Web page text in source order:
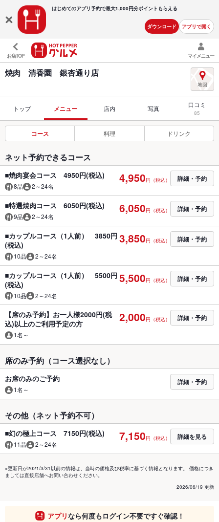
はじめてのアプリ予約で最大1,000円分ポイントもらえる
ダウンロード アプリで開く
お店TOP マイメニュー
焼肉 清香園 銀杏通り店
トップ メニュー 店内 写真 口コミ
85
コース 料理 ドリンク
ネット予約できるコース
■焼肉宴会コース 4950円(税込)
8品 2～24名
4,950円（税込） 詳細・予約
■特選焼肉コース 6050円(税込)
9品 2～24名
6,050円（税込） 詳細・予約
■カップルコース（1人前） 3850円
(税込)
10品 2～24名
3,850円（税込） 詳細・予約
■カップルコース（1人前） 5500円
(税込)
10品 2～24名
5,500円（税込） 詳細・予約
【席のみ予約】お一人様2000円(税
込)以上のご利用予定の方
1名～
2,000円（税込） 詳細・予約
席のみ予約（コース選択なし）
お席のみのご予約
1名～
詳細・予約
その他（ネット予約不可）
■幻の極上コース 7150円(税込)
11品 2～24名
7,150円（税込） 詳細を見る
※更新日が2021/3/31以前の情報は、当時の価格及び税率に基づく情報となります。 価格につき
ましては直接店舗へお問い合わせください。
2026/06/19 更新
アプリなら何度もログイン不要ですぐ確認！